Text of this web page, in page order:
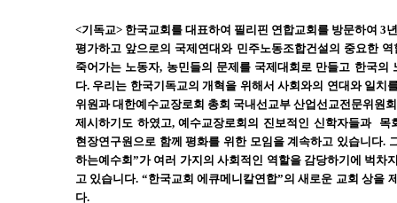
<기독교> 한국교회를 대표하여 필리핀 연합교회를 방문하여 3
평가하고 앞으로의 국제연대와 민주노동조합건설의 중요한
죽어가는 노동자, 농민들의 문제를 국제대회로 만들고 한국의
다. 우리는 한국기독교의 개혁을 위해서 사회와의 연대와 일치
위원과 대한예수교장로회 총회 국내선교부 산업선교전문위원
제시하기도 하였고, 예수교장로회의 진보적인 신학자들과 목
현장연구원으로 함께 평화를 위한 모임을 계속하고 있습니다.
하는예수회”가 여러 가지의 사회적인 역할을 감당하기에 벅차
고 있습니다. “한국교회 에큐메니칼연합”의 새로운 교회 상을
다.